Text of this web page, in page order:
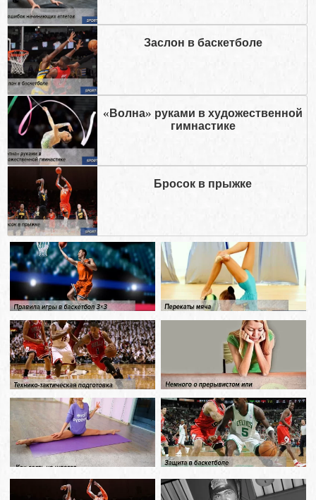
Заслон в баскетболе
«Волна» руками в художественной
гимнастике
Бросок в прыжке